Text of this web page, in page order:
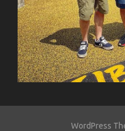
WordPress